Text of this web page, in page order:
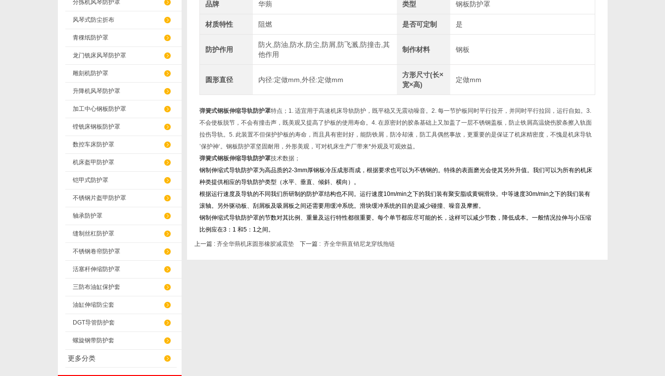
分拣机风琴防护罩
风琴式防尘折布
青稞纸防护罩
龙门铣床风琴防护罩
雕刻机防护罩
升降机风琴防护罩
加工中心钢板防护罩
镗铣床钢板防护罩
数控车床防护罩
机床盔甲防护罩
铠甲式防护罩
不锈钢片盔甲防护罩
轴承防护罩
缝制丝杠防护罩
不锈钢卷帘防护罩
活塞杆伸缩防护罩
三防布油缸保护套
油缸伸缩防尘套
DGT导管防护套
螺旋钢带防护套
更多分类
品牌 华蒴 类型 钢板防护罩
材质特性 阻燃 是否可定制 是
防护作用
防火,防油,防水,防尘,防屑,防飞溅,防撞击,其
他作用
制作材料 钢板
圆形直径 内径:定做mm,外径:定做mm
方形尺寸(长×
宽×高)
定做mm
弹簧式钢板伸缩导轨防护罩特点；1. 适宜用于高速机床导轨防护，既平稳又无震动噪音。2. 每一节护板同时平行拉开，并同时平行拉回，运行自如。3.
不会使板脱节，不会有撞击声，既美观又提高了护板的使用寿命。4. 在原密封的胶条基础上又加盖了一层不锈钢盖板，防止铁屑高温烧伤胶条擦入轨面
拉伤导轨。5. 此装置不但保护护板的寿命，而且具有密封好，能防铁屑，防冷却液，防工具偶然事故，更重要的是保证了机床精密度，不愧是机床导轨
’保护神‘。钢板防护罩坚固耐用，外形美观，可对机床生产厂带来*外观及可观效益。
弹簧式钢板伸缩导轨防护罩技术数据；
钢制伸缩式导轨防护罩为高品质的2-3mm厚钢板冷压成形而成，根据要求也可以为不锈钢的。特殊的表面磨光会使其另外升值。我们可以为所有的机床
种类提供相应的导轨防护类型（水平、垂直、倾斜、横向）。
根据运行速度及导轨的不同我们所研制的防护罩结构也不同。运行速度10m/min之下的我们装有聚安脂或黄铜滑块。中等速度30m/min之下的我们装有
滚轴。另外驱动板、刮屑板及吸屑板之间还需要用缓冲系统。滑块缓冲系统的目的是减少碰撞、噪音及摩擦。
钢制伸缩式导轨防护罩的节数对其比例、重量及运行特性都很重要。每个单节都应尽可能的长，这样可以减少节数，降低成本。一般情况拉伸与小压缩
比例应在3：1 和5：1之间。
上一篇 : 齐全华蒴机床圆形橡胶减震垫下一篇 : 齐全华蒴直销尼龙穿线拖链